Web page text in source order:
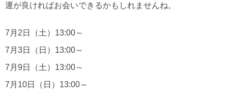
運が良ければお会いできるかもしれませんね。
7月2日（土）13:00～
7月3日（日）13:00～
7月9日（土）13:00～
7月10日（日）13:00～